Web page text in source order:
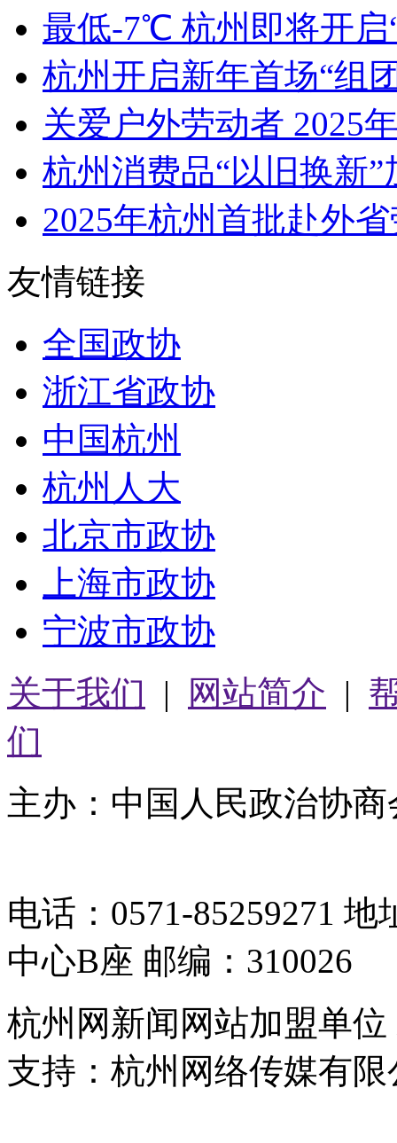
最低-7℃ 杭州即将开启
杭州开启新年首场“组
关爱户外劳动者 2025
杭州消费品“以旧换新”
2025年杭州首批赴外
友情链接
全国政协
浙江省政协
中国杭州
杭州人大
北京市政协
上海市政协
宁波市政协
关于我们 | 网站简介 |
们
主办：中国人民政治协
电话：0571-85259271
中心B座 邮编：310026
杭州网新闻网站加盟单
支持：杭州网络传媒有限